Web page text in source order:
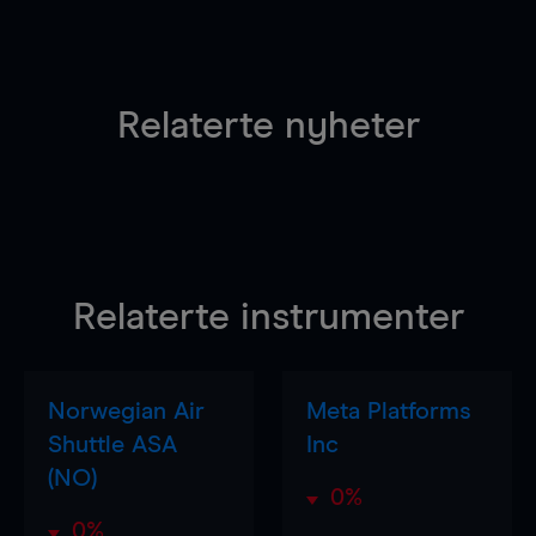
Relaterte nyheter
Relaterte instrumenter
Norwegian Air
Shuttle ASA
(NO)
0%
Meta Platforms
Inc
0%